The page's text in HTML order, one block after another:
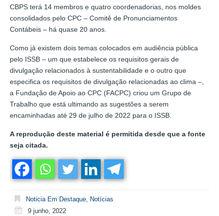
CBPS terá 14 membros e quatro coordenadorias, nos moldes
consolidados pelo CPC – Comitê de Pronunciamentos
Contábeis – há quase 20 anos.
Como já existem dois temas colocados em audiência pública
pelo ISSB – um que estabelece os requisitos gerais de
divulgação relacionados à sustentabilidade e o outro que
especifica os requisitos de divulgação relacionadas ao clima –,
a Fundação de Apoio ao CPC (FACPC) criou um Grupo de
Trabalho que está ultimando as sugestões a serem
encaminhadas até 29 de julho de 2022 para o ISSB.
A reprodução deste material é permitida desde que a fonte
seja citada.
Noticia Em Destaque Notícias
9 junho, 2022